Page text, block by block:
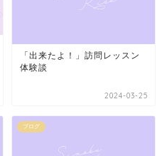
「出来たよ！」訪問レッスン
体験談
2024-03-25
ブログ